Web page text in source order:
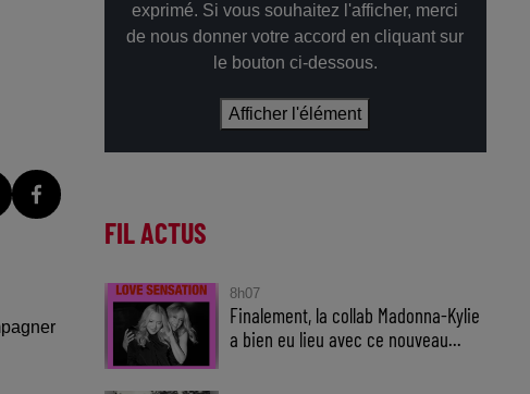
exprimé. Si vous souhaitez l'afficher, merci
de nous donner votre accord en cliquant sur
le bouton ci-dessous.
Afficher l'élément
FIL ACTUS
8h07
Finalement, la collab Madonna-Kylie
a bien eu lieu avec ce nouveau...